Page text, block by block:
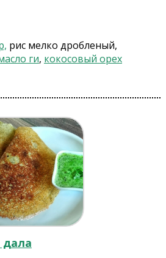
рис мелко дробленый,
ги, кокосовый орех
дала